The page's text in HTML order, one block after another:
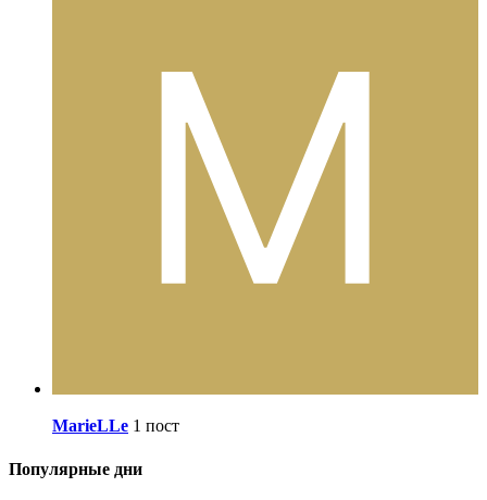
MarieLLe 1 пост
Популярные дни